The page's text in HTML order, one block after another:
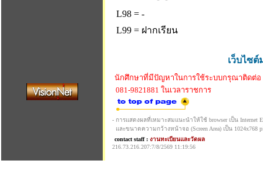
L98 = -
L99 = ฝากเรียน
เว็บไซ
นักศึกษาที่มีปัญหาในการใช้ระบบกรุณาติดต่อ
081-9821881 ในเวลาราชการ
- การแสดงผลที่เหมาะสมแนะนำให้ใช้ browser เป็น Internet
และขนาดความกว้างหน้าจอ (Screen Area) เป็น 1024x768
contact staff : งานทะเบียนและวัดผล
216.73.216.207:7/8/2569 11:19:56